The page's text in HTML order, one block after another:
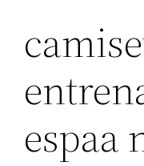
espaa